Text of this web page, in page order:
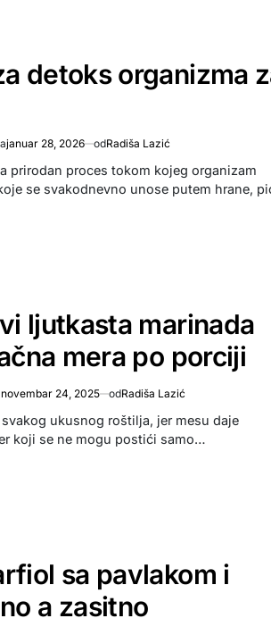
detoks organizma
januar 28, 2026 odRadiša Lazić
prirodan proces tokom kojeg organizam
se svakodnevno unose putem hrane,
ljutkasta marinada
mera po porciji
novembar 24, 2025 odRadiša Lazić
ukusnog roštilja, jer mesu daje
koji se ne mogu postići samo…
sa pavlakom i
a zasitno